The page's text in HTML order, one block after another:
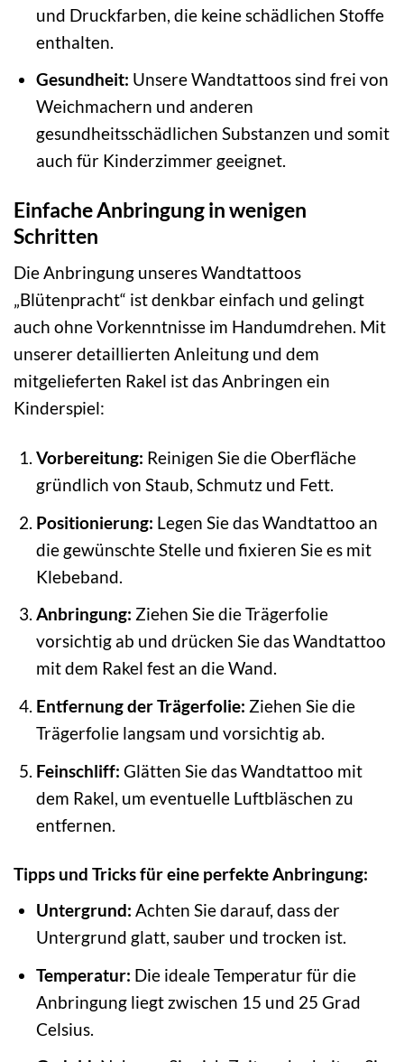
und Druckfarben, die keine schädlichen Stoffe
enthalten.
Gesundheit: Unsere Wandtattoos sind frei von
Weichmachern und anderen
gesundheitsschädlichen Substanzen und somit
auch für Kinderzimmer geeignet.
Einfache Anbringung in wenigen
Schritten
Die Anbringung unseres Wandtattoos
„Blütenpracht“ ist denkbar einfach und gelingt
auch ohne Vorkenntnisse im Handumdrehen. Mit
unserer detaillierten Anleitung und dem
mitgelieferten Rakel ist das Anbringen ein
Kinderspiel:
Vorbereitung: Reinigen Sie die Oberfläche
gründlich von Staub, Schmutz und Fett.
Positionierung: Legen Sie das Wandtattoo an
die gewünschte Stelle und fixieren Sie es mit
Klebeband.
Anbringung: Ziehen Sie die Trägerfolie
vorsichtig ab und drücken Sie das Wandtattoo
mit dem Rakel fest an die Wand.
Entfernung der Trägerfolie: Ziehen Sie die
Trägerfolie langsam und vorsichtig ab.
Feinschliff: Glätten Sie das Wandtattoo mit
dem Rakel, um eventuelle Luftbläschen zu
entfernen.
Tipps und Tricks für eine perfekte Anbringung:
Untergrund: Achten Sie darauf, dass der
Untergrund glatt, sauber und trocken ist.
Temperatur: Die ideale Temperatur für die
Anbringung liegt zwischen 15 und 25 Grad
Celsius.